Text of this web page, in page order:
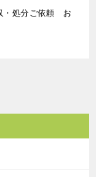
・処分ご依頼 お